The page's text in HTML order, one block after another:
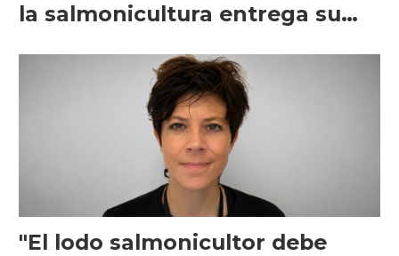
la salmonicultura entrega su
"El lodo salmonicultor debe